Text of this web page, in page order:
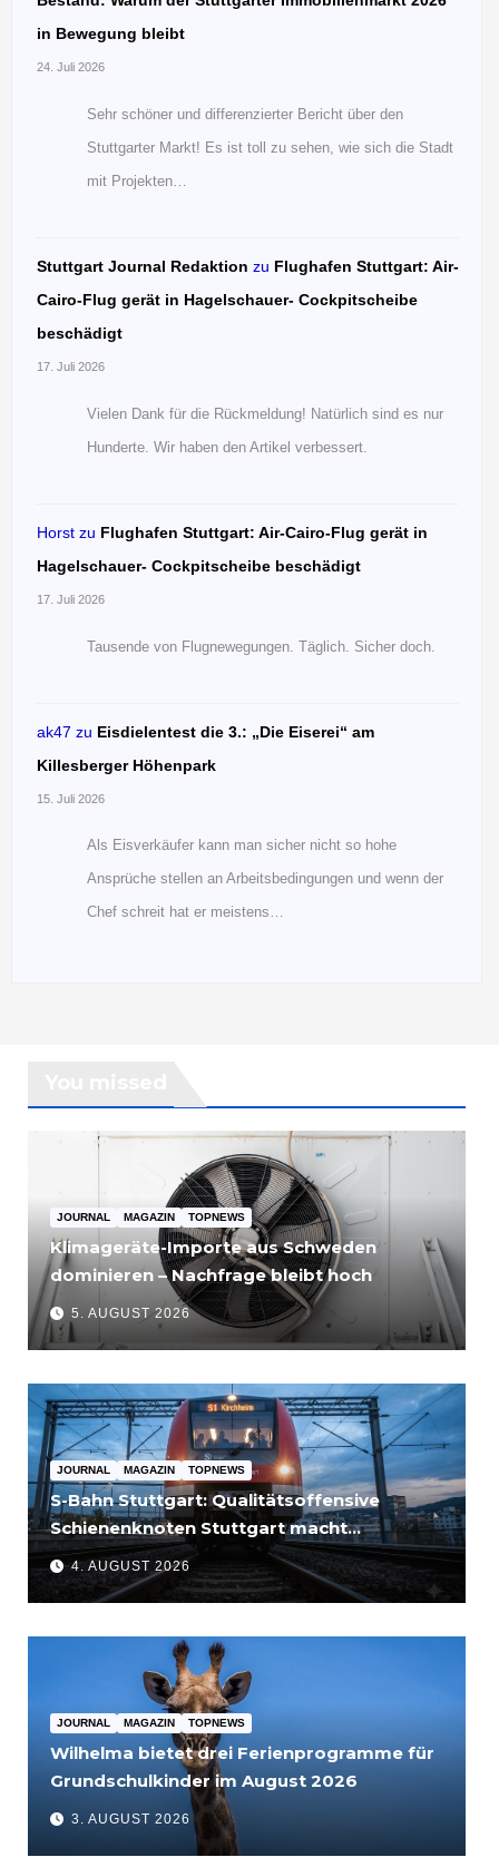
in Bewegung bleibt
24. Juli 2026
Sehr schöner und differenzierter Bericht über den
Stuttgarter Markt! Es ist toll zu sehen, wie sich die Stadt
mit Projekten…
Stuttgart Journal Redaktion zu Flughafen Stuttgart: Air-
Cairo-Flug gerät in Hagelschauer- Cockpitscheibe
beschädigt
17. Juli 2026
Vielen Dank für die Rückmeldung! Natürlich sind es nur
Hunderte. Wir haben den Artikel verbessert.
Horst zu Flughafen Stuttgart: Air-Cairo-Flug gerät in
Hagelschauer- Cockpitscheibe beschädigt
17. Juli 2026
Tausende von Flugnewegungen. Täglich. Sicher doch.
ak47 zu Eisdielentest die 3.: „Die Eiserei“ am
Killesberger Höhenpark
15. Juli 2026
Als Eisverkäufer kann man sicher nicht so hohe
Ansprüche stellen an Arbeitsbedingungen und wenn der
Chef schreit hat er meistens…
JOURNAL MAGAZIN TOPNEWS
Klimageräte-Importe aus Schweden
dominieren – Nachfrage bleibt hoch
5. AUGUST 2026
JOURNAL MAGAZIN TOPNEWS
S-Bahn Stuttgart: Qualitätsoffensive
Schienenknoten Stuttgart macht
Fortschritte – Projekte abgeschlossen
4. AUGUST 2026
JOURNAL MAGAZIN TOPNEWS
Wilhelma bietet drei Ferienprogramme für
Grundschulkinder im August 2026
3. AUGUST 2026